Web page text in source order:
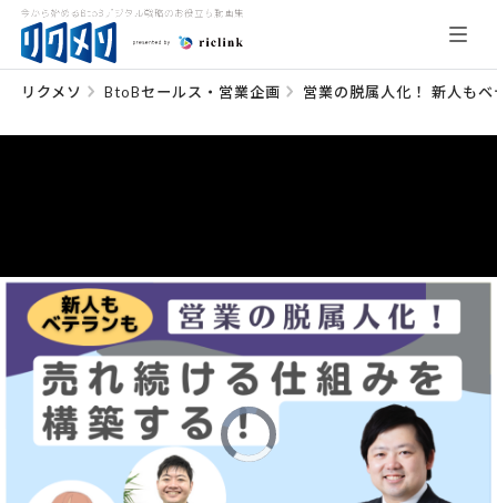
リクメソ BtoBセールス・営業企画 営業の脱属人化！ 新人も